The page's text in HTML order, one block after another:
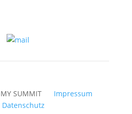
SUMMIT
Impressum
Datenschutz